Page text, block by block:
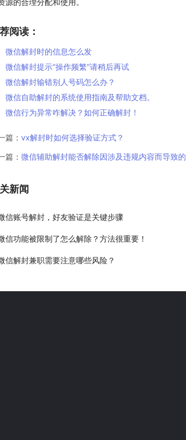
源的合理分配和使用。
阅读：
微信解封时的信息怎么发
微信解封提示“操作频繁”请稍后再试
微信解封输错别人号码怎么办？
微信自助解封的系统使用指南及帮助文档。
微信行为异常咋解决？如何正确解封！
篇： vx解封时如何选择验证方式？
篇： 微信辅助解封能否解除因涉及违规内容而导致
新闻
信账号解封，好友验证是关键步骤
信功能被限制了怎么解除？方法很重要！
信解封兼职需要注意哪些风险？